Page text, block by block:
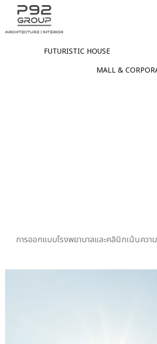
FUTURISTIC HOUSE
MALL &
การออกแบบโรงพยาบาลและคลินิกเน้นควา